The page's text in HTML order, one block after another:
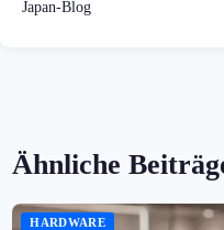
Japan-Blog
Ähnliche
HARDWARE